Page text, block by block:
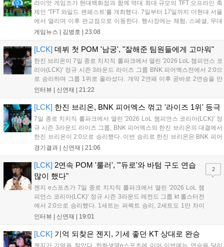
라이엇 게임즈가 현대백화점과 함께 역대 최대 규모의 TFT 오프라인 축
제인 'TFT 와일드 팬페스트'를 개최했다. 7일부터 17일까지 더현대 서울
에서 열리며 이후 판교점으로 이동한다. 행사장에는 체험, 스페셜, 무대
존이 마련됐으며 8일 오후 2시 인비테이셔널, 15일 오후 2시 스트리머
다. 사전 예약은 조기 마감될 만큼 큰 인기를 끌고 있다....
게임뉴스 | 김병호 | 23:08
[LCK] 데뷔 첫 POM '남궁', "잘해준 팀원들에게 고마워"
한진 브리온이 7일 종로 치지직 롤파크에서 열린 '2026 LoL 챔피언스 코
리아(LCK)' 정규 시즌 3라운드 라이즈 그룹 BNK 피어엑스전에서 2:0으
로 승리하며 그룹 1위로 올라섰다. 개막 2연패 이후 곧바로 2연승을 만
들어내면서 이어질 4라운드에 대한 기대감을 올렸다. 다음은 이날 데뷔
인터뷰 | 신연재 | 21:22
[LCK] 한진 브리온, BNK 피어엑스 꺾고 '라이즈 1위' 등극
7일 종로 치지직 롤파크에서 열린 '2026 LoL 챔피언스 코리아(LCK)' 정
규 시즌 3라운드 라이즈 그룹, BNK 피어엑스와 한진 브리온의 대결에서
한진 브리온이 2:0으로 승리했다. 이번 승리로 한진 브리온은 BNK 피어
엑스를 제치고 라이즈 그룹 1위로 올라섰다. 1세트, 한진 브리온이 '로머'
경기결과 | 신연재 | 21:06
[LCK] 2연속 POM '룰러', "'듀로'와 바텀 구도 연습
많이 했다"
젠지 e스포츠가 7일 종로 치지직 롤파크에서 열린 '2026 LoL 챔
피언스 코리아(LCK)' 정규 시즌 3라운드 레전드 그룹 kt 롤스터전
에서 2:0으로 승리했다. 1세트는 퍼펙트 승리, 2세트도 1만 차이
를 벌리며 25분 만에 승리하면서 말 그대로 압도적인 경기력을 선
하며 POM에 선정됐...
인터뷰 | 신연재 | 19:01
2
[LCK] 기억 되찾은 젠지, 기세 좋던 KT 상대로 완승
젠지가 기억을 찾았다. 한화생명e스포츠에 이어 이번에는 연승을 달리